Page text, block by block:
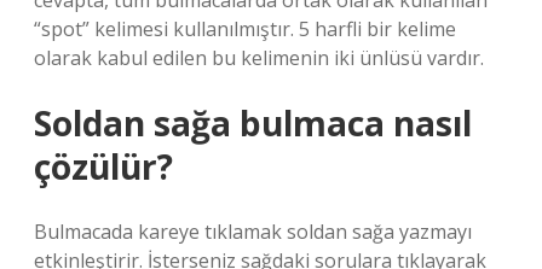
“spot” kelimesi kullanılmıştır. 5 harfli bir kelime
olarak kabul edilen bu kelimenin iki ünlüsü vardır.
Soldan sağa bulmaca nasıl
çözülür?
Bulmacada kareye tıklamak soldan sağa yazmayı
etkinleştirir. İsterseniz sağdaki sorulara tıklayarak